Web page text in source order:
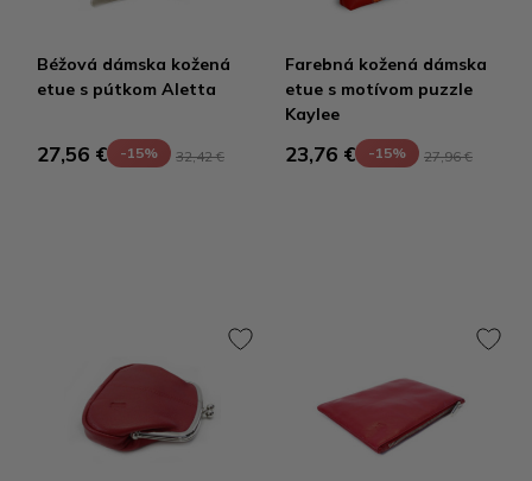
Béžová dámska kožená
etue s pútkom Aletta
27,56 € -15% 32,42 €
Farebná kožená dámska
etue s motívom puzzle
Kaylee
23,76 € -15% 27,96 €